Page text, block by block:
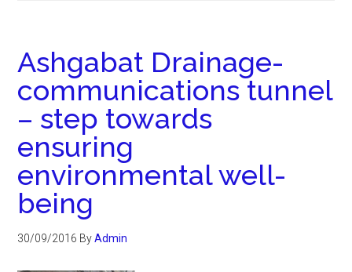
Ashgabat Drainage-
communications tunnel
– step towards
ensuring
environmental well-
being
30/09/2016 ByAdmin